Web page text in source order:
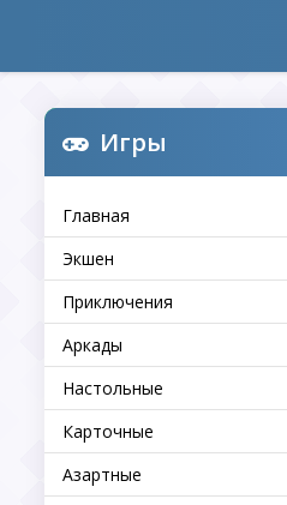
Игры
Главная
Экшен
Приключения
Аркады
Настольные
Карточные
Азартные